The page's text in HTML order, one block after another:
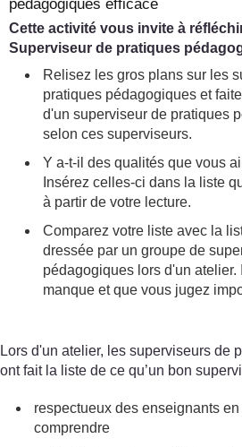
pédagogiques efficace
Cette activité vous invite à
Superviseur de pratiques
Relisez les gros plans sur les
pratiques pédagogiques et
d'un superviseur de pratiques
selon ces superviseurs.
Y a-t-il des qualités que vous
Insérez celles-ci dans la liste
à partir de votre lecture.
Comparez votre liste avec la
dressée par un groupe de
pédagogiques lors d'un atelier.
manque et que vous jugez
Lors d'un atelier, les superviseurs de
ont fait la liste de ce qu’un bon
respectueux des enseignants
comprendre